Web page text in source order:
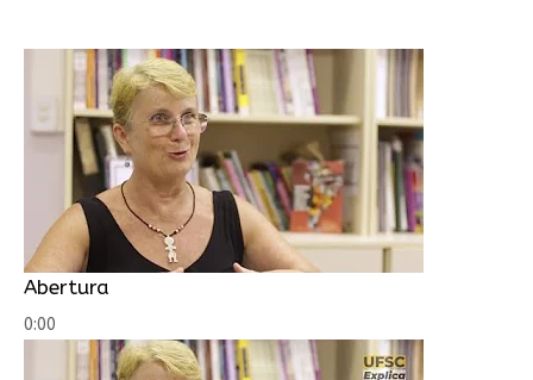
Abertura
0:00